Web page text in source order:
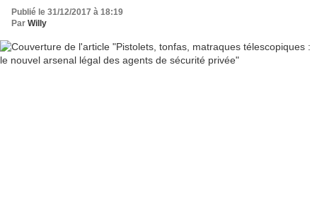
Publié le 31/12/2017 à 18:19
Par Willy